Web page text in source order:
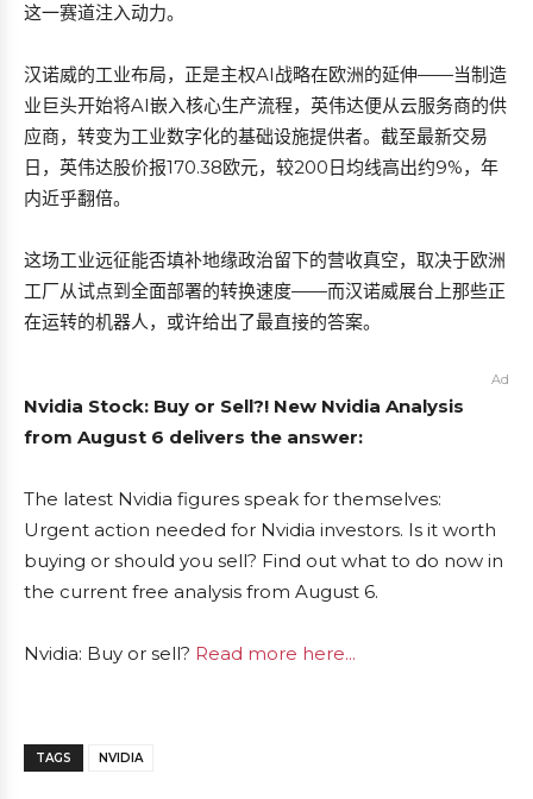
这一赛道注入动力。
汉诺威的工业布局，正是主权AI战略在欧洲的延伸——当制造
业巨头开始将AI嵌入核心生产流程，英伟达便从云服务商的供
应商，转变为工业数字化的基础设施提供者。截至最新交易
日，英伟达股价报170.38欧元，较200日均线高出约9%，年
内近乎翻倍。
这场工业远征能否填补地缘政治留下的营收真空，取决于欧洲
工厂从试点到全面部署的转换速度——而汉诺威展台上那些正
在运转的机器人，或许给出了最直接的答案。
Ad
Nvidia Stock: Buy or Sell?! New Nvidia Analysis
from August 6 delivers the answer:
The latest Nvidia figures speak for themselves:
Urgent action needed for Nvidia investors. Is it worth
buying or should you sell? Find out what to do now in
the current free analysis from August 6.
Nvidia: Buy or sell? Read more here...
TAGS NVIDIA